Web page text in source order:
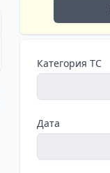
Категория ТС
Дата